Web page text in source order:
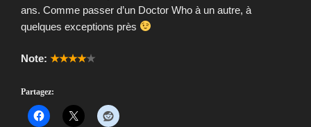
ans. Comme passer d’un Doctor Who à un autre, à
quelques exceptions près
Note: ★★★★★
Partagez: